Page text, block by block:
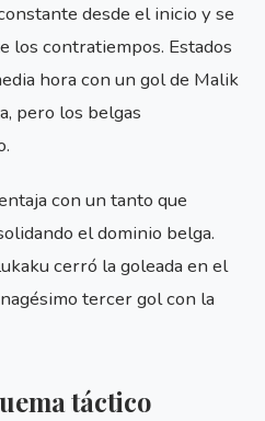
desde el inicio y se
los contratiempos. Estados
hora con un gol de Malik
pero los belgas
con un tanto que
el dominio belga.
cerró la goleada en el
tercer gol con la
táctico